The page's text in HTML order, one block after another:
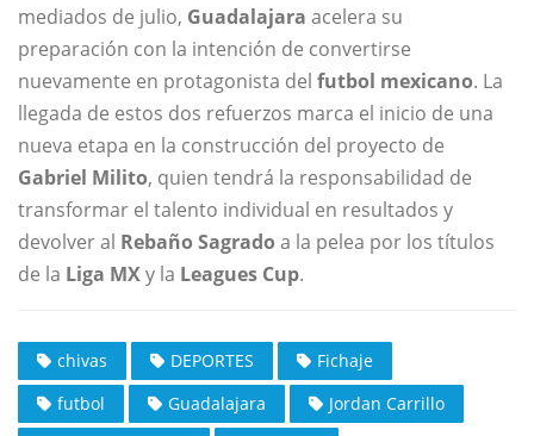
mediados de julio, Guadalajara acelera su
preparación con la intención de convertirse
nuevamente en protagonista del futbol mexicano. La
llegada de estos dos refuerzos marca el inicio de una
nueva etapa en la construcción del proyecto de
Gabriel Milito, quien tendrá la responsabilidad de
transformar el talento individual en resultados y
devolver al Rebaño Sagrado a la pelea por los títulos
de la Liga MXy la Leagues Cup.
chivas DEPORTES
Fichaje
futbol
Guadalajara
Jordan Carrillo